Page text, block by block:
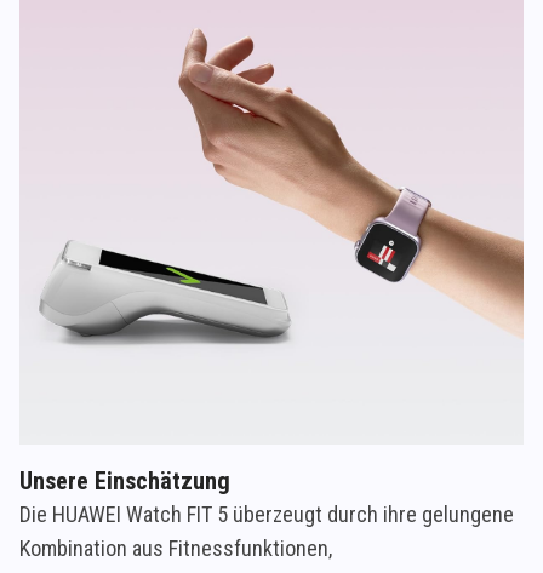
Unsere Einschätzung
Die HUAWEI Watch FIT 5 überzeugt durch ihre gelungene
Kombination aus Fitnessfunktionen,